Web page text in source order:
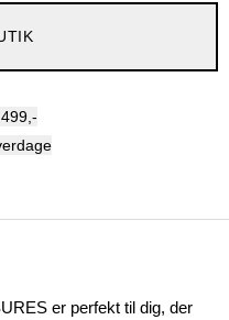
er perfekt til dig, der